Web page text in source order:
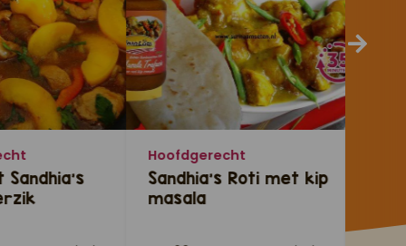
Sandhia's
Hoofdgerecht
Sandhia's Roti met kip
masala